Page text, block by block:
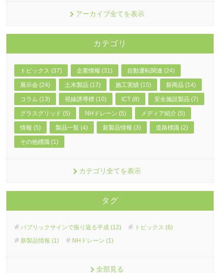
アーカイブ全てを表示
カテゴリ
トピックス (37) 企業情報 (31) 自動運転関連 (24)
展示会 (24) 土木製品 (17) 施工実績 (15) 新商品 (14)
コラム (13) 視線誘導標 (10) ICT (8) 安全施設製品 (7)
グラスグリッド (5) NHドレーン (5) メディア紹介 (5)
情報 (5) 製品一覧 (4) 新製品情報 (3) 道路標識 (2)
その他標識 (1)
カテゴリ全てを表示
タグ
パブリックサインで振り返る平成 (12)
トピックス (6)
新製品情報 (1)
NHドレーン (1)
全部見る